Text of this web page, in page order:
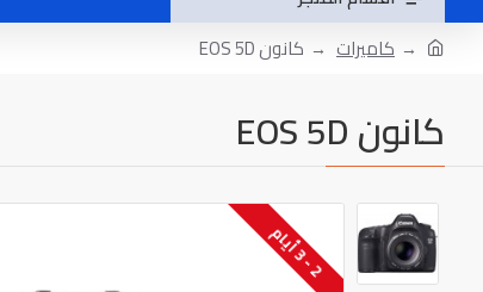
كاميرات
كانون EOS 5D
كانون EOS 5D
2
-
3
أ
ي
ا
م